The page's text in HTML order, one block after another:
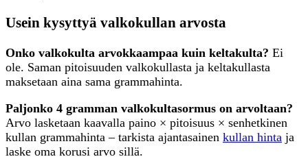
Usein kysyttyä valkokullan arvosta
Onko valkokulta arvokkaampaa kuin keltakulta? Ei
ole. Saman pitoisuuden valkokullasta ja keltakullasta
maksetaan aina sama grammahinta.
Paljonko 4 gramman valkokultasormus on arvoltaan?
Arvo lasketaan kaavalla paino × pitoisuus × senhetkinen
kullan grammahinta – tarkista ajantasainen kullan hinta ja
laske oma korusi arvo sillä.